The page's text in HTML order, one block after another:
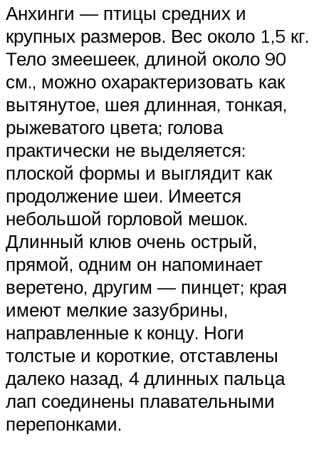
Анхинги — птицы средних и
крупных размеров. Вес около 1,5 кг.
Тело змеешеек, длиной около 90
см., можно охарактеризовать как
вытянутое, шея длинная, тонкая,
рыжеватого цвета; голова
практически не выделяется:
плоской формы и выглядит как
продолжение шеи. Имеется
небольшой горловой мешок.
Длинный клюв очень острый,
прямой, одним он напоминает
веретено, другим — пинцет; края
имеют мелкие зазубрины,
направленные к концу. Ноги
толстые и короткие, отставлены
далеко назад, 4 длинных пальца
лап соединены плавательными
перепонками.